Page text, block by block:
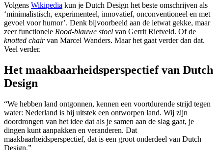
Volgens Wikipedia kun je Dutch Design het beste omschrijven als
‘minimalistisch, experimenteel, innovatief, onconventioneel en met
gevoel voor humor’. Denk bijvoorbeeld aan de ietwat gekke, maar
zeer functionele Rood-blauwe stoel van Gerrit Rietveld. Of de
knotted chairvan Marcel Wanders. Maar het gaat verder dan dat.
Veel verder.
Het maakbaarheidsperspectief van Dutch
Design
“We hebben land ontgonnen, kennen een voortdurende strijd tegen
water: Nederland is bij uitstek een ontworpen land. Wij zijn
doordrongen van het idee dat als je samen aan de slag gaat, je
dingen kunt aanpakken en veranderen. Dat
maakbaarheidsperspectief, dat is een groot onderdeel van Dutch
Design.”